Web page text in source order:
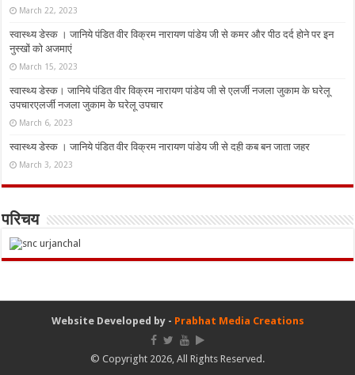
March 22, 2023
स्वास्थ्य डेस्क । जानिये पंडित वीर विक्रम नारायण पांडेय जी से कमर और पीठ दर्द होने पर इन
नुस्‍खों को अजमाएं
March 15, 2023
स्वास्थ्य डेस्क। जानिये पंडित वीर विक्रम नारायण पांडेय जी से एलर्जी नजला जुकाम के घरेलू
उपचारएलर्जी नजला जुकाम के घरेलू उपचार
March 6, 2023
स्वास्थ्य डेस्क । जानिये पंडित वीर विक्रम नारायण पांडेय जी से दही कब बन जाता जहर
March 3, 2023
परिचय
Website Developed by - Prabhat Media Creations
© Copyright 2026, All Rights Reserved.